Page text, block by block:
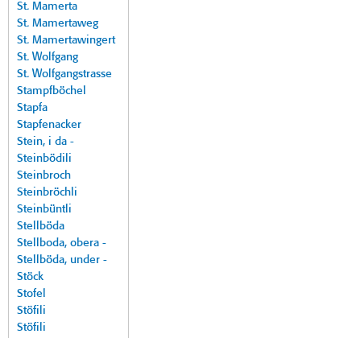
St. Mamerta
St. Mamertaweg
St. Mamertawingert
St. Wolfgang
St. Wolfgangstrasse
Stampfböchel
Stapfa
Stapfenacker
Stein, i da -
Steinbödili
Steinbroch
Steinbröchli
Steinbüntli
Stellböda
Stellboda, obera -
Stellböda, under -
Stöck
Stofel
Stöfili
Stöfili